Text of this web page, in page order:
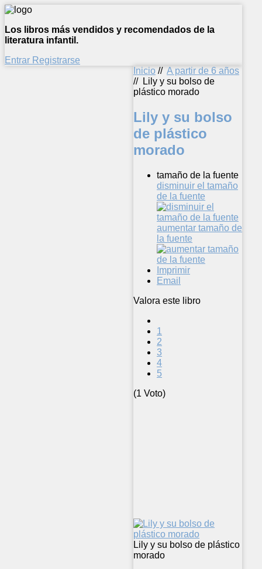
Los libros más vendidos y recomendados de la
literatura infantil.
Entrar Registrarse
Inicio // A partir de 6 años
// Lily y su bolso de
plástico morado
Lily y su bolso
de plástico
morado
tamaño de la fuente
disminuir el tamaño
de la fuente
aumentar tamaño de
la fuente
Imprimir
Email
Valora este libro
1
2
3
4
5
(1 Voto)
Lily y su bolso de plástico
morado